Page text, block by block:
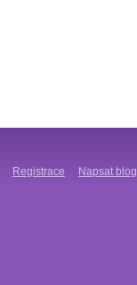
Registrace Napsat blog